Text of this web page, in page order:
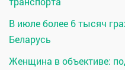
В июле более 6 тысяч
Беларусь
Женщина в объективе: